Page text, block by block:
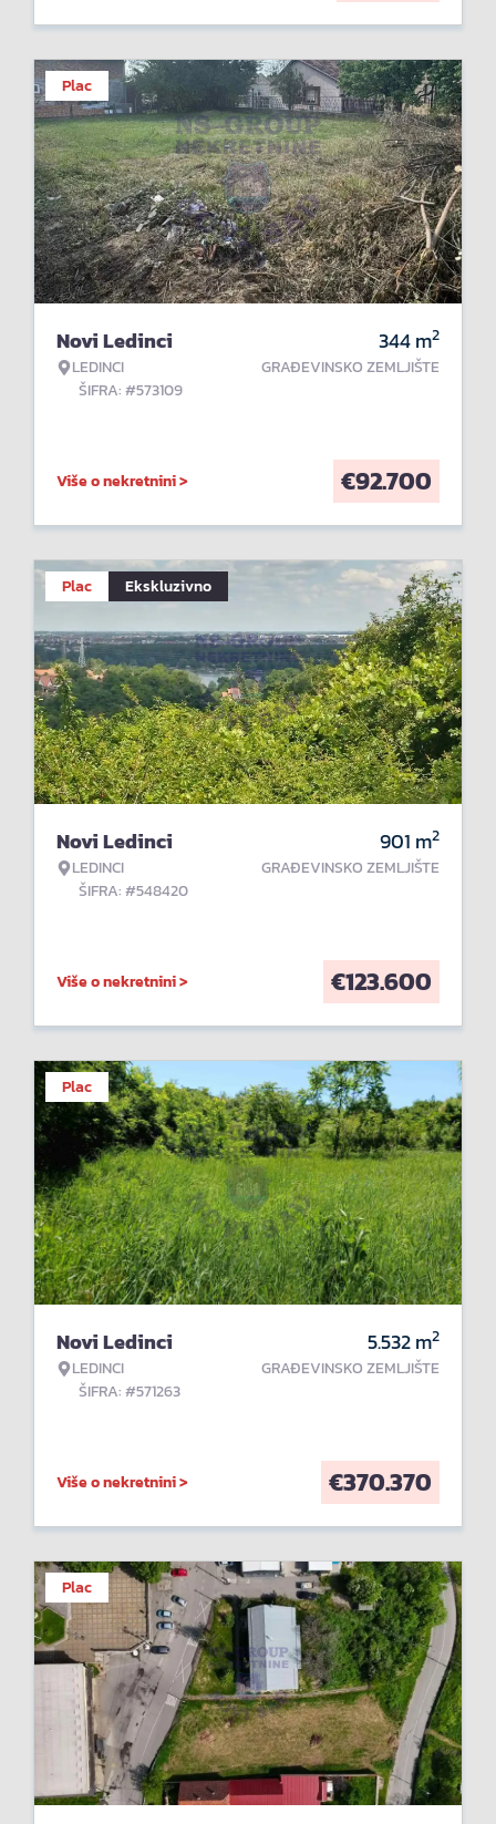
Plac
Novi Ledinci
LEDINCI
ŠIFRA: #573109
344m2
GRAĐEVINSKO ZEMLJIŠTE
Više o nekretnini > €92.700
Plac Ekskluzivno
Novi Ledinci
LEDINCI
ŠIFRA: #548420
901 m2
GRAĐEVINSKO ZEMLJIŠTE
Više o nekretnini > €123.600
Plac
Novi Ledinci
LEDINCI
ŠIFRA: #571263
5.532m2
GRAĐEVINSKO ZEMLJIŠTE
Više o nekretnini > €370.370
Plac